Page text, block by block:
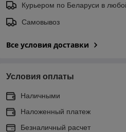
Курьером по Беларуси в
Самовывоз
Все условия доставки
Условия оплаты
Наличными
Наложенный платеж
Безналичный расчет